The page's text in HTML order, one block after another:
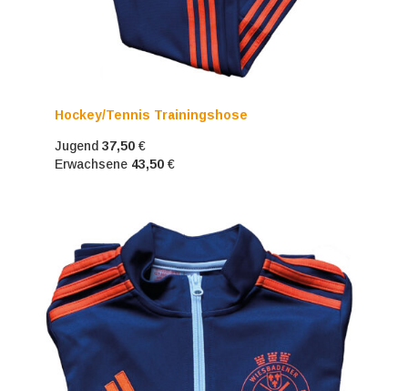
Hockey/Tennis Trainingshose
Jugend 37,50 €
Erwachsene 43,50 €